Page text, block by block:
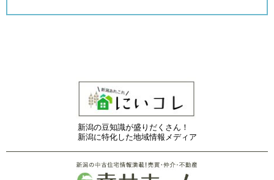
新潟の豆知識が盛りだくさん！
新潟に特化した地域情報メディア